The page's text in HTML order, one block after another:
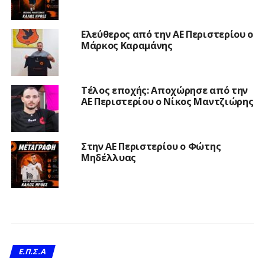
Ελεύθερος από την ΑΕ Περιστερίου ο
Μάρκος Καραμάνης
Τέλος εποχής: Αποχώρησε από την
ΑΕ Περιστερίου ο Νίκος Μαντζιώρης
Στην ΑΕ Περιστερίου ο Φώτης
Μηδέλλυας
Ε.Π.Σ.Α